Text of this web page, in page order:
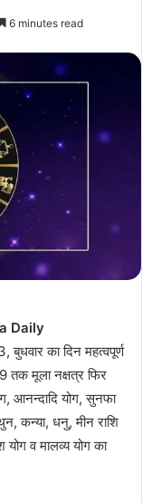
6 minutes read
Daily
का दिन महत्वपूर्ण
तक मूला नक्षत्र फिर
आनन्दादि योग, सुनफा
कन्या, धनु, मीन राशि
व मालव्य योग का